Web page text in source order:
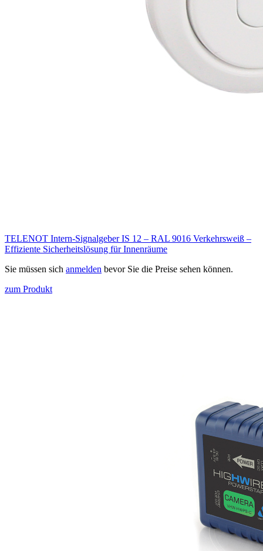
TELENOT Intern-Signalgeber IS 12 – RAL 9016 Verkehrsweiß –
Effiziente Sicherheitslösung für Innenräume
Sie müssen sich anmelden bevor Sie die Preise sehen können.
zum Produkt